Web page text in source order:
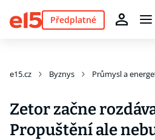
Předplatné
e15.cz Byznys Průmysl a
Zetor začne
Propuštění ale